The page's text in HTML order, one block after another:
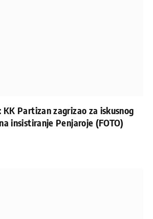
KK Partizan zagrizao za iskusnog
insistiranje Penjaroje (FOTO)